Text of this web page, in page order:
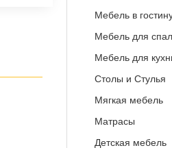
Мебель в
Мебель для
Мебель для
Столы и Стулья
Мягкая мебель
Матрасы
Детская мебель